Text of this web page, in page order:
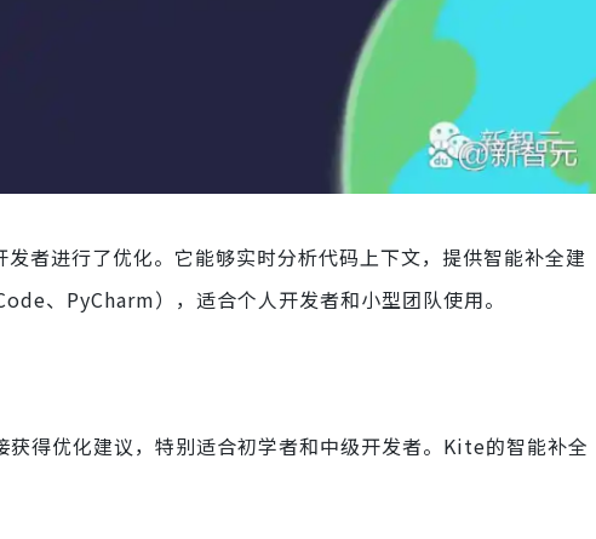
者进行了优化。它能够实时分析代码上下文，提供智能补全建
、PyCharm），适合个人开发者和小型团队使用。
得优化建议，特别适合初学者和中级开发者。Kite的智能补全